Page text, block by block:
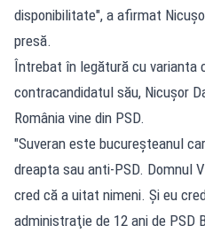
disponibilitate", a afirmat
presă.
Întrebat în legătură cu varianta
contracandidatul său, Nicuşor
România vine din PSD.
"Suveran este bucureşteanul
dreapta sau anti-PSD. Domnul
cred că a uitat nimeni. Şi eu
administraţie de 12 ani de PSD